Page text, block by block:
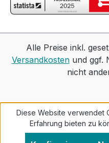
Alle Preise inkl.
Versandkostenund ggf.
nicht
Diese Website verwendet
Erfahrung bieten zu